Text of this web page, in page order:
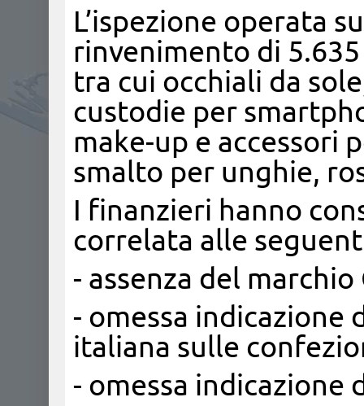
L’ispezione operata
rinvenimento di
tra cui occhiali da
custodie per
make-up e accessori
smalto per unghie,
I finanzieri hanno
correlata alle
- assenza del marchio
- omessa
italiana sulle
- omessa indicazione